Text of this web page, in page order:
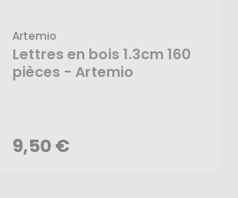
Artemio
Lettres en bois 1.3cm 160
pièces - Artemio
9,50 €AJOUTER AU PANIER